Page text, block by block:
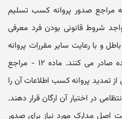
مراجع صدور پروانه کسب تسلیم
شروط قانونی بودن فرد معرفی
و با رعایت سایر مقررات پروانه
جدیدی به نام فرد معرفی شده صادر می ‏کنند. ماده ۱۲ - مراجع
تمدید پروانه کسب اطلاعات آن را
در اختیار آن ارگان قرار دهند.
اصل مدارک مورد نیاز برای صدور